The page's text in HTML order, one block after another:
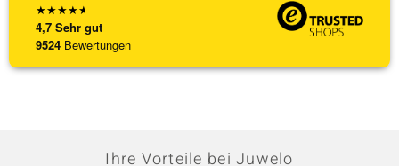
★★★★★
4,7 Sehr gut
9524 Bewertungen
Ihre Vorteile bei Juwelo